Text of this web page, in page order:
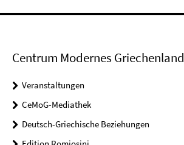
Centrum Modernes Griechenland
Veranstaltungen
CeMoG-Mediathek
Deutsch-Griechische Beziehungen